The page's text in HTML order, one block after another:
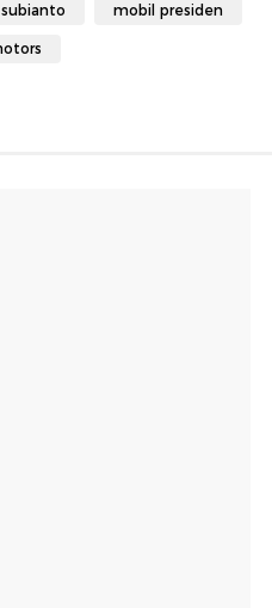
mobil presiden